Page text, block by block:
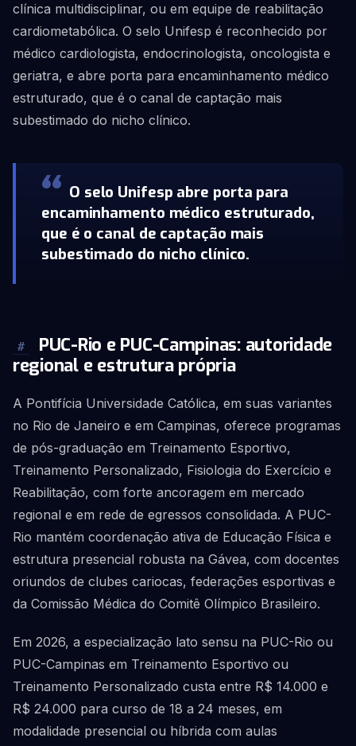
clínica multidisciplinar, ou em equipe de reabilitação
cardiometabólica. O selo Unifesp é reconhecido por
médico cardiologista, endocrinologista, oncologista e
geriatra, e abre porta para encaminhamento médico
estruturado, que é o canal de captação mais
subestimado do nicho clínico.
O selo Unifesp abre porta para
encaminhamento médico estruturado,
que é o canal de captação mais
subestimado do nicho clínico.
#
PUC-Rio e PUC-Campinas: autoridade
regional e estrutura própria
A Pontifícia Universidade Católica, em suas variantes
no Rio de Janeiro e em Campinas, oferece programas
de pós-graduação em Treinamento Esportivo,
Treinamento Personalizado, Fisiologia do Exercício e
Reabilitação, com forte ancoragem em mercado
regional e em rede de egressos consolidada. A PUC-
Rio mantém coordenação ativa de Educação Física e
estrutura presencial robusta na Gávea, com docentes
oriundos de clubes cariocas, federações esportivas e
da Comissão Médica do Comitê Olímpico Brasileiro.
Em 2026, a especialização lato sensu na PUC-Rio ou
PUC-Campinas em Treinamento Esportivo ou
Treinamento Personalizado custa entre R$ 14.000 e
R$ 24.000 para curso de 18 a 24 meses, em
modalidade presencial ou híbrida com aulas